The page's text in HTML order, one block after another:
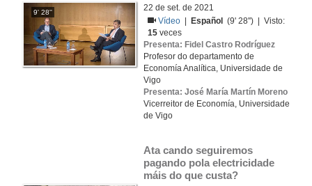
9' 28''
22 de set. de 2021
Vídeo
Español
(9' 28'') | Visto:
15 veces
Presenta: Fidel Castro Rodríguez
Profesor do departamento de
Economía Analítica, Universidade de
Vigo
Presenta: José María Martín Moreno
Vicerreitor de Economía, Universidade
de Vigo
Ata cando seguiremos
pagando pola electricidade
máis do que custa?